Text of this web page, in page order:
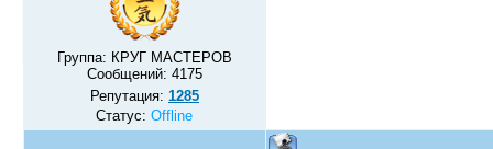
Группа: КРУГ МАСТЕРОВ
Сообщений: 4175
Репутация: 1285
Статус:Offline